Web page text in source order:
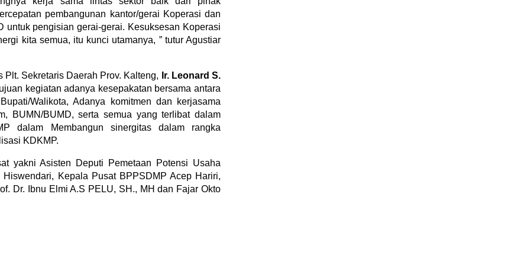
pembangunan kantor/gerai Koperasi dan
untuk pengisian gerai-gerai. Kesuksesan Koperasi
kita semua, itu kunci utamanya, ” tutur Agustiar
Sekretaris Daerah Prov. Kalteng,
Ir. Leonard S.
kegiatan adanya kesepakatan bersama antara
Walikota, Adanya komitmen dan kerjasama
BUMN/BUMD, serta semua yang terlibat dalam
dalam Membangun sinergitas dalam rangka
KDKMP.
yakni Asisten Deputi Pemetaan Potensi Usaha
Kepala Pusat BPPSDMP Acep Hariri,
Dr. Ibnu Elmi A.S PELU, SH., MH dan Fajar Okto